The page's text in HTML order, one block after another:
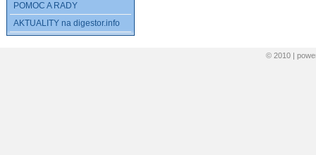
POMOC A RADY
AKTUALITY na digestor.info
© 2010 |